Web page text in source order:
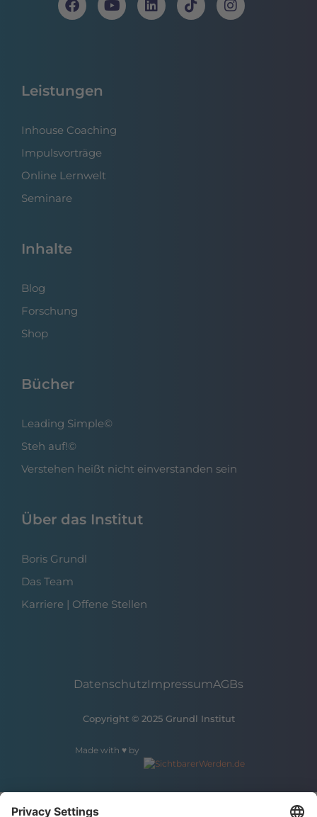
Leistungen
Inhouse Coaching
Impulsvorträge
Online Lernwelt
Seminare
Inhalte
Blog
Forschung
Shop
Bücher
Leading Simple©
Steh auf!©
Verstehen heißt nicht einverstanden sein
Über das Institut
Boris Grundl
Das Team
Karriere | Offene Stellen
DatenschutzImpressumAGBs
Copyright © 2025 Grundl Institut
Made with ♥ by